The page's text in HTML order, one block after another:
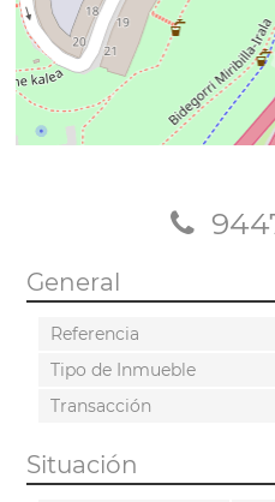
General
Referencia
Tipo de Inmueble
Transacción
Situación